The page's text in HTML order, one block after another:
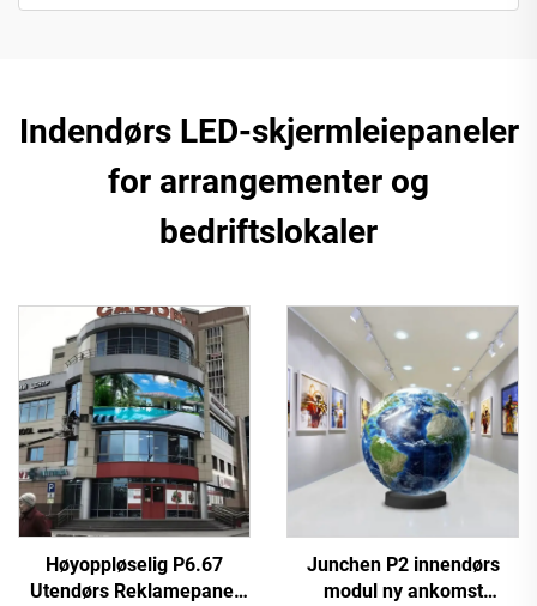
Indendørs LED-skjermleiepaneler
for arrangementer og
bedriftslokaler
Høyoppløselig P6.67
Utendørs Reklamepanel
Junchen P2 innendørs
modul ny ankomst